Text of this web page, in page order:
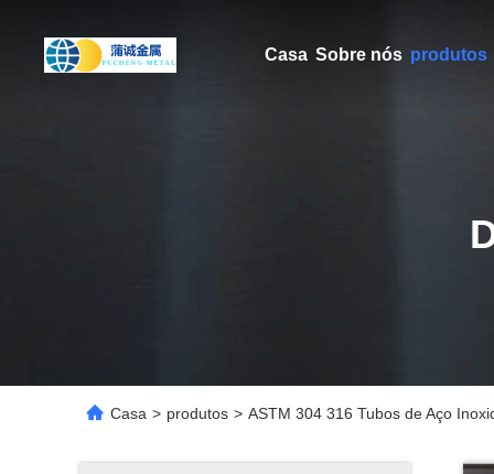
Casa Sobre nós produtos
Casa > produtos > ASTM 304 316 Tubos de Aço